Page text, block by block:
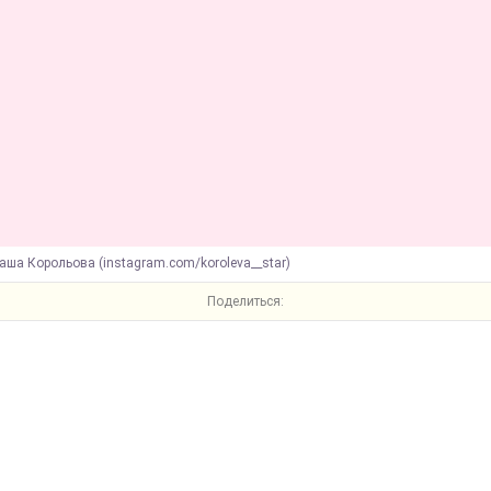
Корольова (instagram.com/koroleva__star)
Поделиться: